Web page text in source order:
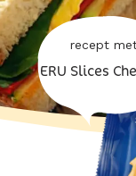
recept
ERU Slices